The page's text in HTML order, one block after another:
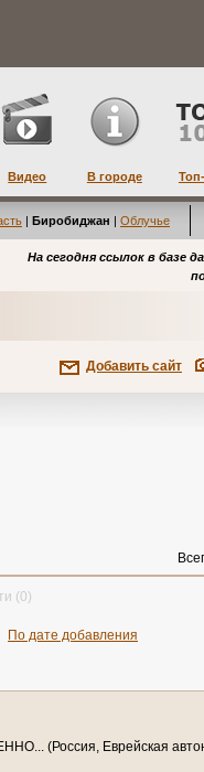
Видео В городе
| Биробиджан | Облучье
На сегодня ссылок в базе
Добавить сайт
(0)
По дате добавления
Н НО... (Россия, Еврейская авто